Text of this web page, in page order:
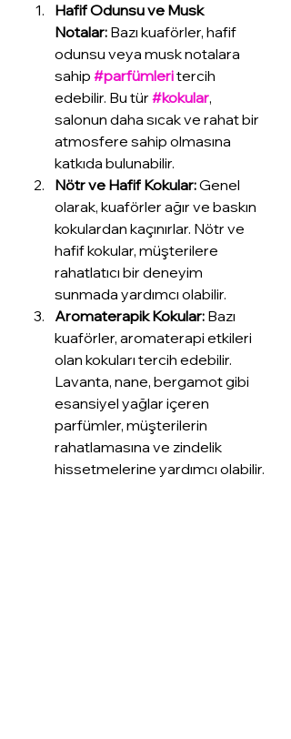
Hafif Odunsu ve Musk
Notalar: Bazı kuaförler, hafif
odunsu veya musk notalara
sahip #parfümleri tercih
edebilir. Bu tür #kokular,
salonun daha sıcak ve rahat bir
atmosfere sahip olmasına
katkıda bulunabilir.
Nötr ve Hafif Kokular: Genel
olarak, kuaförler ağır ve baskın
kokulardan kaçınırlar. Nötr ve
hafif kokular, müşterilere
rahatlatıcı bir deneyim
sunmada yardımcı olabilir.
Aromaterapik Kokular: Bazı
kuaförler, aromaterapi etkileri
olan kokuları tercih edebilir.
Lavanta, nane, bergamot gibi
esansiyel yağlar içeren
parfümler, müşterilerin
rahatlamasına ve zindelik
hissetmelerine yardımcı olabilir.